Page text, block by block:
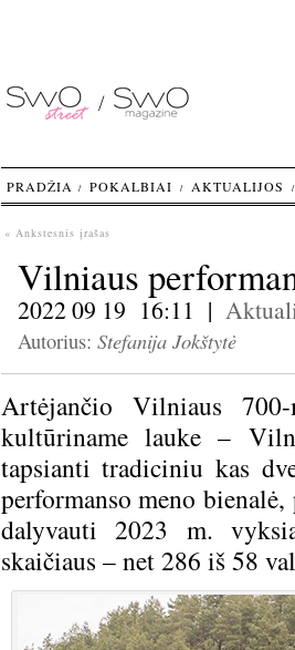
« Ankstesnis įrašas
Vilniaus
2022 09 19 16:11 |
Autorius: Stefanija Jokštytė
Artėjančio Vilniaus
kultūriname lauke –
tapsianti tradiciniu kas
performanso meno
dalyvauti 2023 m.
skaičiaus – net 286 iš 58
PRADŽIA POKALBIAI AKTUALIJOS